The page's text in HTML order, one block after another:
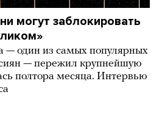
могут заблокировать
— один из самых популярных
— пережил крупнейшую
полтора месяца. Интервью